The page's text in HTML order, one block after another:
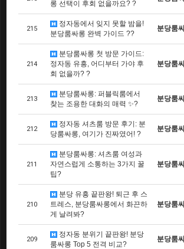
롱 선택이 후회 없을까요? ?
215
정자동에서 잊지 못할 밤을!
분당룸싸롱 완벽 가이드 ??
분당룸
214
분당룸싸롱 첫 방문 가이드:
정자동 유흥, 어디부터 가야 후
회 없을까? ?
분당룸
213
분당룸싸롱: 퍼블릭룸에서
찾는 조용한 대화의 매력 ✨?
분당룸
212
정자동 셔츠룸 방문 후기: 분
당룸싸롱, 여기가 진짜였어! ?
분당룸
211
분당룸싸롱: 셔츠룸 여성과
자연스럽게 소통하는 3가지 꿀
팁?
분당룸
210
분당 유흥 끝판왕! 퇴근 후 스
트레스, 분당룸싸롱에서 화끈하
게 날려봐?
분당룸
209
정자동 분위기 끝판왕! 분당
룸싸롱 Top 5 전격 비교?
분당룸